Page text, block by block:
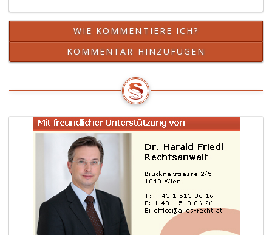
WIE KOMMENTIERE ICH?
KOMMENTAR HINZUFÜGEN